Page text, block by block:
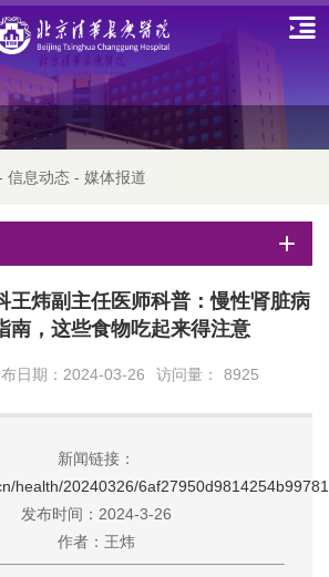
信息动态 - 媒体报道
王炜副主任医师科普：慢性肾脏病
南，这些食物吃起来得注意
日期：2024-03-26 访问量： 8925
新闻链接：
health/20240326/
发布时间：2024-3-26
作者： 王炜